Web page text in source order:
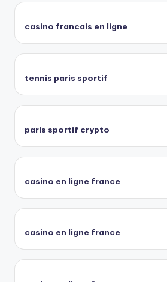
casino francais en ligne
tennis paris sportif
paris sportif crypto
casino en ligne france
casino en ligne france